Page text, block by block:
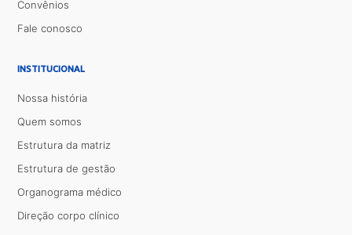
Convênios
Fale conosco
INSTITUCIONAL
Nossa história
Quem somos
Estrutura da matriz
Estrutura de gestão
Organograma médico
Direção corpo clínico